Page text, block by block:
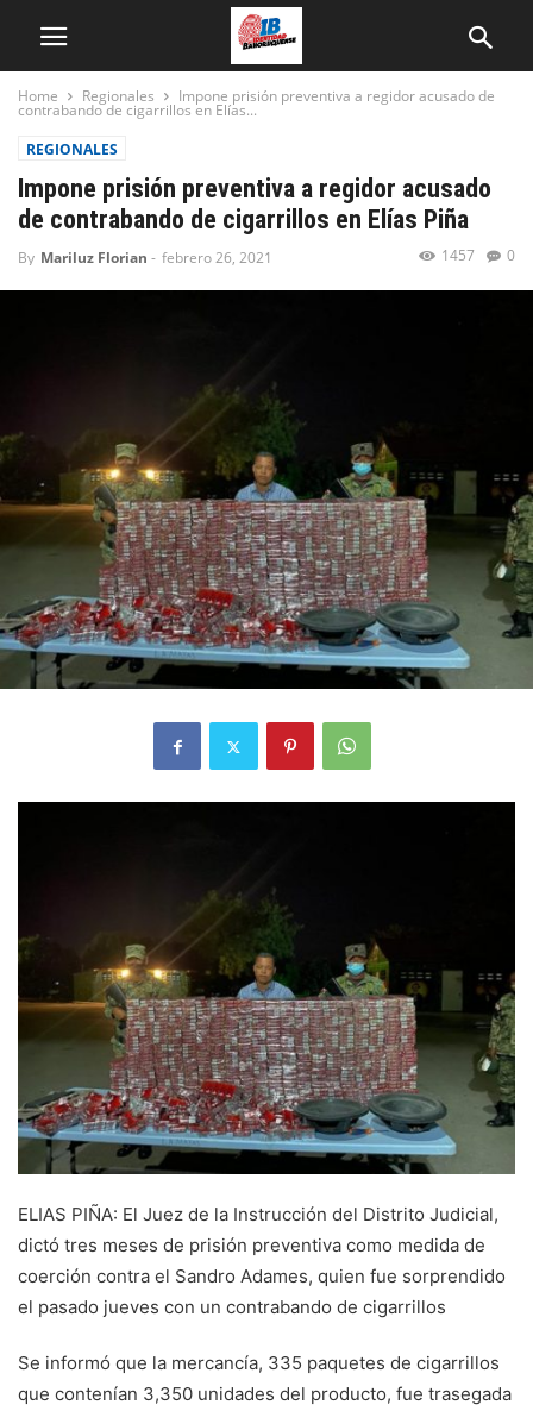
Home Regionales Impone prisión preventiva a regidor acusado de
contrabando de cigarrillos en Elías...
REGIONALES
Impone prisión preventiva a regidor acusado
de contrabando de cigarrillos en Elías Piña
By Mariluz Florian - febrero 26, 2021 0
1457
ELIAS PIÑA: El Juez de la Instrucción del Distrito Judicial,
dictó tres meses de prisión preventiva como medida de
coerción contra el Sandro Adames, quien fue sorprendido
el pasado jueves con un contrabando de cigarrillos
Se informó que la mercancía, 335 paquetes de cigarrillos
que contenían 3,350 unidades del producto, fue trasegada